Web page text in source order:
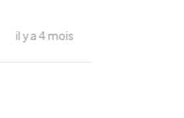
il y a 4 mois